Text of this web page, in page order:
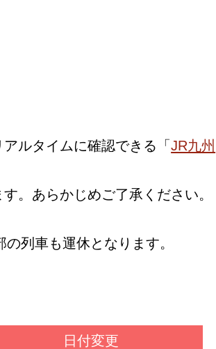
ルタイムに確認できる「JR九州
。あらかじめご了承ください。
列車も運休となります。
日付変更